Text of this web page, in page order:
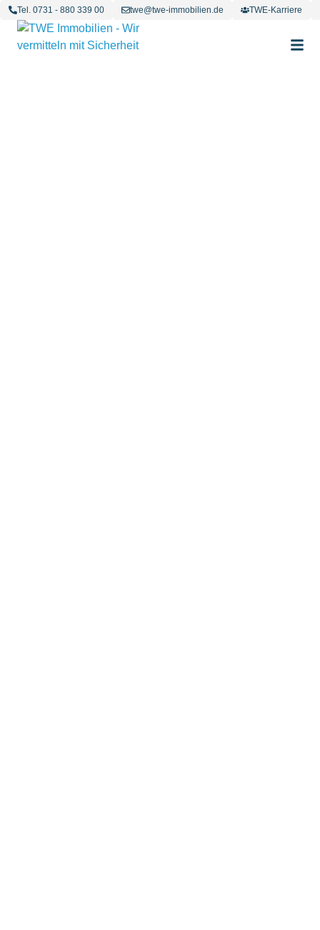
Tel. 0731 - 880 339 00 twe@twe-immobilien.de TWE-Karriere